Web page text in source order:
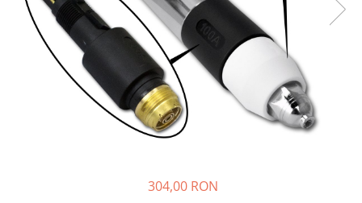
304,00 RON